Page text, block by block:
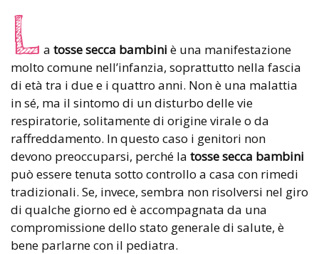
L a tosse secca bambini è una manifestazione
molto comune nell’infanzia, soprattutto nella fascia
di età tra i due e i quattro anni. Non è una malattia
in sé, ma il sintomo di un disturbo delle vie
respiratorie, solitamente di origine virale o da
raffreddamento. In questo caso i genitori non
devono preoccuparsi, perché la tosse secca bambini
può essere tenuta sotto controllo a casa con rimedi
tradizionali. Se, invece, sembra non risolversi nel giro
di qualche giorno ed è accompagnata da una
compromissione dello stato generale di salute, è
bene parlarne con il pediatra.